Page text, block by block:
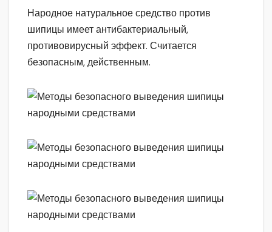
Народное натуральное средство против
шипицы имеет антибактериальный,
противовирусный эффект. Считается
безопасным, действенным.